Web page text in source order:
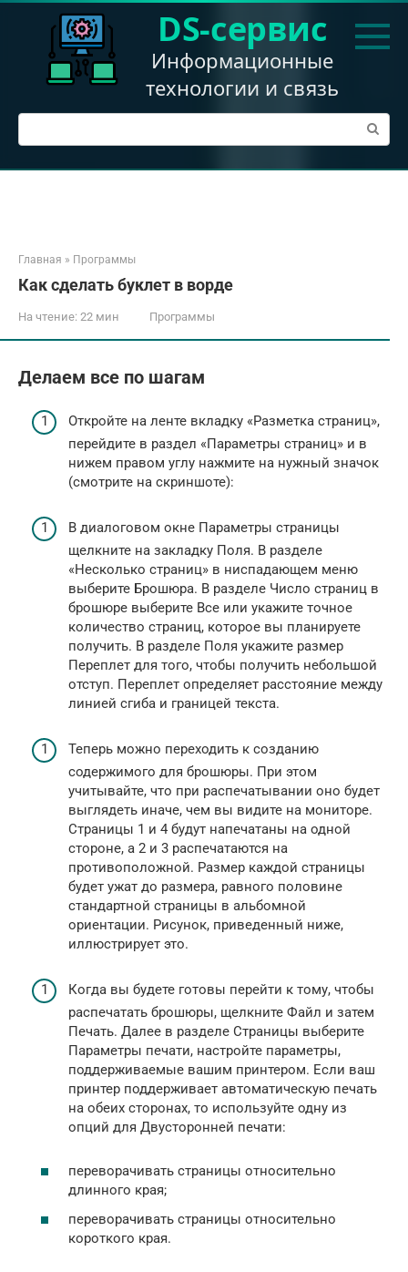
Перейти
DS-сервис
Информационные
технологии и связь
Поиск:
Главная » Программы
Как сделать буклет в ворде
На чтение: 22 мин Программы
Делаем все по шагам
Откройте на ленте вкладку «Разметка страниц»,
перейдите в раздел «Параметры страниц» и в
нижем правом углу нажмите на нужный значок
(смотрите на скриншоте):
В диалоговом окне Параметры страницы
щелкните на закладку Поля. В разделе
«Несколько страниц» в ниспадающем меню
выберите Брошюра. В разделе Число страниц в
брошюре выберите Все или укажите точное
количество страниц, которое вы планируете
получить. В разделе Поля укажите размер
Переплет для того, чтобы получить небольшой
отступ. Переплет определяет расстояние между
линией сгиба и границей текста.
Теперь можно переходить к созданию
содержимого для брошюры. При этом
учитывайте, что при распечатывании оно будет
выглядеть иначе, чем вы видите на мониторе.
Страницы 1 и 4 будут напечатаны на одной
стороне, а 2 и 3 распечатаются на
противоположной. Размер каждой страницы
будет ужат до размера, равного половине
стандартной страницы в альбомной
ориентации. Рисунок, приведенный ниже,
иллюстрирует это.
Когда вы будете готовы перейти к тому, чтобы
распечатать брошюры, щелкните Файл и затем
Печать. Далее в разделе Страницы выберите
Параметры печати, настройте параметры,
поддерживаемые вашим принтером. Если ваш
принтер поддерживает автоматическую печать
на обеих сторонах, то используйте одну из
опций для Двусторонней печати:
переворачивать страницы относительно
длинного края;
переворачивать страницы относительно
короткого края.